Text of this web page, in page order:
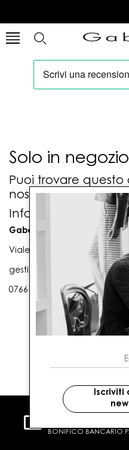
Solo in negozio
Puoi trovare questo
nostri punti vendita:
Info contatti
Gaballo Mario srl
Viale G. Matteotti n. 23
0766 25656
BONIFICO BANCARIO
Iscriviti